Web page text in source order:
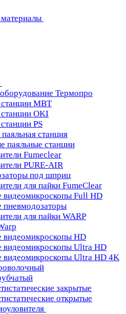
Термопро
MBT
OKI
PS
станция
паяльные станции
Fumeclear
PURE-AIR
под шприц
для пайки FumeClear
Full HD
для пайки WARP
HD
Ultra HD
Ultra HD 4K
закрытые
открытые